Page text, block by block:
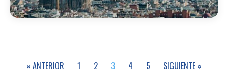
« ANTERIOR 1 2 3 4 5 SIGUIENTE »